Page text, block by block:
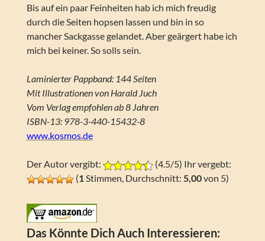
Bis auf ein paar Feinheiten hab ich mich freudig
durch die Seiten hopsen lassen und bin in so
mancher Sackgasse gelandet. Aber geärgert habe ich
mich bei keiner. So solls sein.
Laminierter Pappband: 144 Seiten
Mit Illustrationen von Harald Juch
Vom Verlag empfohlen ab 8 Jahren
ISBN-13: 978-3-440-15432-8
www.kosmos.de
Der Autor vergibt:
(4.5/5) Ihr vergebt:
(1Stimmen, Durchschnitt: 5,00von 5)
Das Könnte Dich Auch Interessieren: